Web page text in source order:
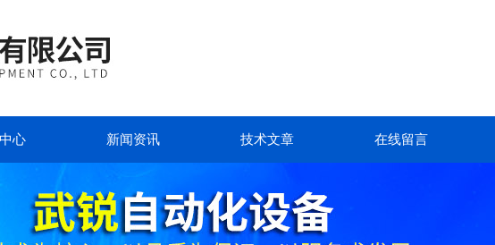
心 新闻资讯 技术文章 在线留言